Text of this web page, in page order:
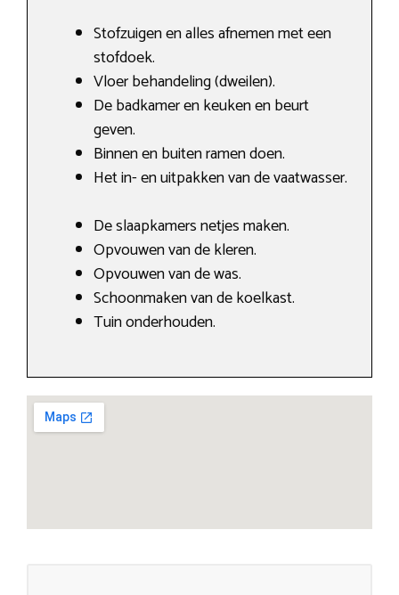
Stofzuigen en alles afnemen met een
stofdoek.
Vloer behandeling (dweilen).
De badkamer en keuken en beurt
geven.
Binnen en buiten ramen doen.
Het in- en uitpakken van de vaatwasser.
De slaapkamers netjes maken.
Opvouwen van de kleren.
Opvouwen van de was.
Schoonmaken van de koelkast.
Tuin onderhouden.